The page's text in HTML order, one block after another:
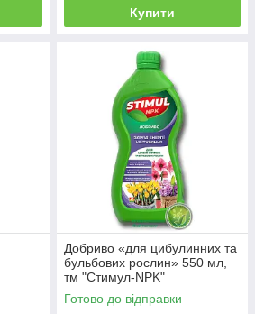
Купити
Добриво «для цибулинних та
бульбових рослин» 550 мл,
тм "Стимул-NPK"
Готово до відправки